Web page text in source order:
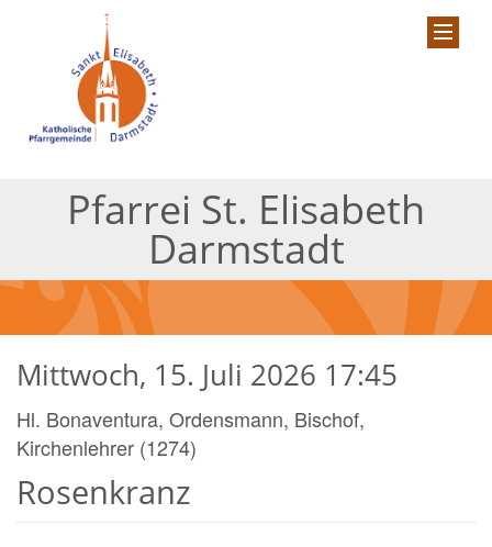
Pfarrei St. Elisabeth
Darmstadt
Rosenkranz
Mittwoch, 15. Juli 2026 17:45
Hl. Bonaventura, Ordensmann, Bischof,
Kirchenlehrer (1274)